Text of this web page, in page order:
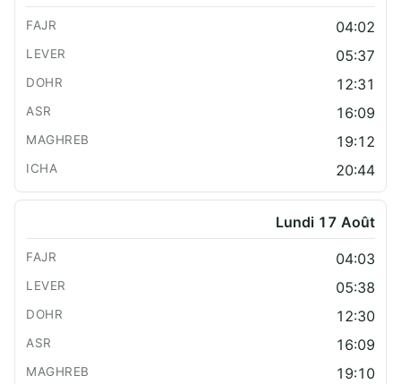
04:02
05:37
12:31
16:09
19:12
20:44
Lundi 17 Août
04:03
05:38
12:30
16:09
19:10